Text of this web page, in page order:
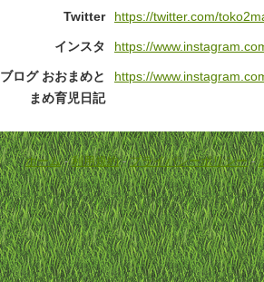
Twitter https://twitter.com/
インスタ https://
ブログ おおまめと
まめ育児日記
https://
ホーム-利用規約-プライバシーポリシー-